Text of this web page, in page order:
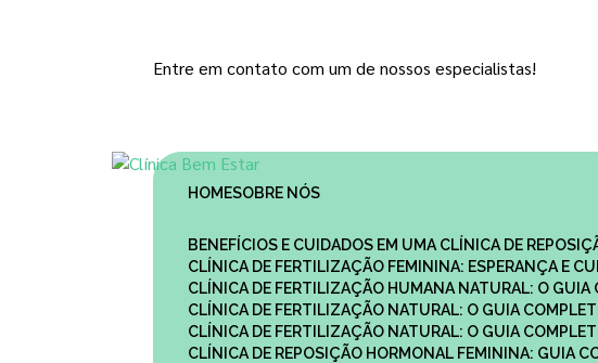
Entre em contato com um de nossos especialistas!
HOME
SOBRE NÓS
BENEFÍCIOS E CUIDADOS EM UMA CLÍNICA DE
CLÍNICA DE FERTILIZAÇÃO FEMININA: ESPERANÇA E
CLÍNICA DE FERTILIZAÇÃO HUMANA NATURAL: O GUIA
CLÍNICA DE FERTILIZAÇÃO NATURAL: O GUIA
CLÍNICA DE FERTILIZAÇÃO NATURAL: O GUIA
CLÍNICA DE REPOSIÇÃO HORMONAL FEMININA: GUIA